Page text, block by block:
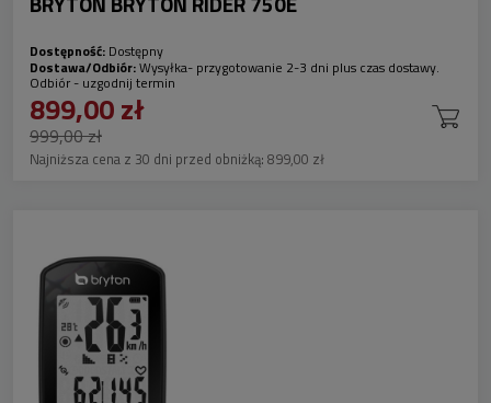
Dostępność: Dostępny
Dostawa/Odbiór:Wysyłka- przygotowanie 2-3 dni plus czas dostawy.
Odbiór - uzgodnij termin
899,00 zł
999,00 zł
Najniższa cena z 30 dni przed obniżką: 899,00 zł